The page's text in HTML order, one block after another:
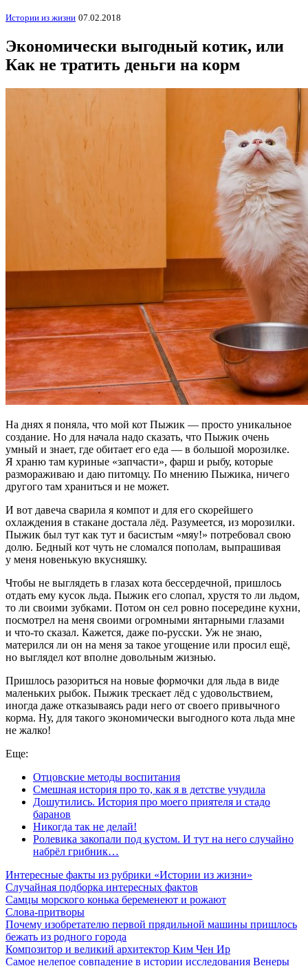
Истории из жизни 07.02.2018
Экономически выгодный котик, или
Как не тратить деньги на корм
На днях я поняла, что мой кот Пыжик — просто уникальное
создание. Но для начала надо сказать, что Пыжик очень
умный и знает, где обитает его еда — в большой морозилке.
Я храню там куриные «запчасти», фарш и рыбу, которые
размораживаю и даю питомцу. По мнению Пыжика, ничего
другого там храниться и не может.
И вот давеча сварила я компот и для его скорейшего
охлаждения в стакане достала лёд. Разумеется, из морозилки.
Пыжик был тут как тут и басистым «мяу!» потребовал свою
долю. Бедный кот чуть не сломался пополам, выпрашивая
у меня новенькую вкусняшку.
Чтобы не выглядеть в глазах кота бессердечной, пришлось
отдать ему кусок льда. Пыжик его слопал, хрустя то ли льдом,
то ли своими зубками. Потом он сел ровно посередине кухни,
посмотрел на меня своими огромными янтарными глазами
и что-то сказал. Кажется, даже по-русски. Уж не знаю,
матерился ли он на меня за такое угощение или просил ещё,
но выглядел кот вполне довольным жизнью.
Пришлось разориться на новые формочки для льда в виде
маленьких рыбок. Пыжик трескает лёд с удовольствием,
иногда даже отказываясь ради него от своего привычного
корма. Ну, для такого экономически выгодного кота льда мне
не жалко!
Еще:
Отцовские методы воспитания
Смешная история про то, как я в детстве учудила
Дошутились. История про моего приятеля и стадо
баранов
Никогда так не делай!
Ролевика закопали под кустом. И тут на него случайно
набрёл грибник…
Интересные факты из рубрики «Истории из жизни»
Случайная подборка интересных фактов
Самцы морского конька беременеют и рожают
Слова-притворы
Почему изобретателю первой прядильной машины пришлось
бежать из родного города
Композитор и великий архитектор Ким Чен Ир
Самое нелепое совпадение в истории исследования Венеры